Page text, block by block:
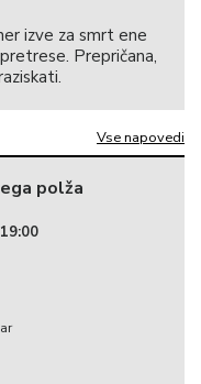
izve za smrt ene
Prepričana,
Vse napovedi
polža